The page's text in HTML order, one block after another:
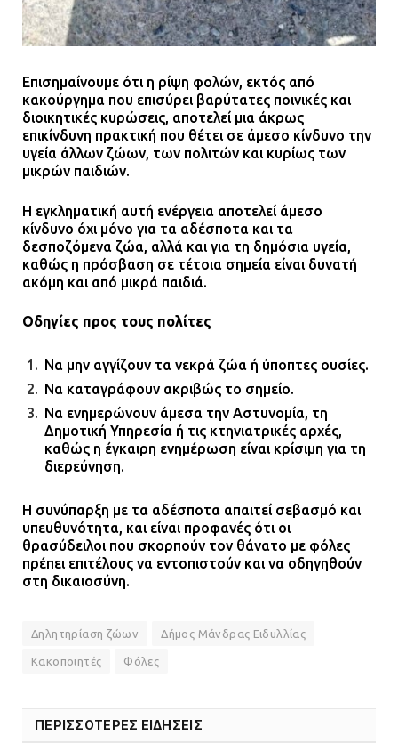
Επισημαίνουμε ότι η ρίψη φολών, εκτός από
κακούργημα που επισύρει βαρύτατες ποινικές και
διοικητικές κυρώσεις, αποτελεί μια άκρως
επικίνδυνη πρακτική που θέτει σε άμεσο κίνδυνο την
υγεία άλλων ζώων, των πολιτών και κυρίως των
μικρών παιδιών.
Η εγκληματική αυτή ενέργεια αποτελεί άμεσο
κίνδυνο όχι μόνο για τα αδέσποτα και τα
δεσποζόμενα ζώα, αλλά και για τη δημόσια υγεία,
καθώς η πρόσβαση σε τέτοια σημεία είναι δυνατή
ακόμη και από μικρά παιδιά.
Οδηγίες προς τους πολίτες
Να μην αγγίζουν τα νεκρά ζώα ή ύποπτες ουσίες.
Να καταγράφουν ακριβώς το σημείο.
Να ενημερώνουν άμεσα την Αστυνομία, τη
Δημοτική Υπηρεσία ή τις κτηνιατρικές αρχές,
καθώς η έγκαιρη ενημέρωση είναι κρίσιμη για τη
διερεύνηση.
Η συνύπαρξη με τα αδέσποτα απαιτεί σεβασμό και
υπευθυνότητα, και είναι προφανές ότι οι
θρασύδειλοι που σκορπούν τον θάνατο με φόλες
πρέπει επιτέλους να εντοπιστούν και να οδηγηθούν
στη δικαιοσύνη.
Δηλητηρίαση ζώων Δήμος Μάνδρας Ειδυλλίας
Κακοποιητές Φόλες
ΠΕΡΙΣΣΟΤΕΡΕΣ ΕΙΔΗΣΕΙΣ